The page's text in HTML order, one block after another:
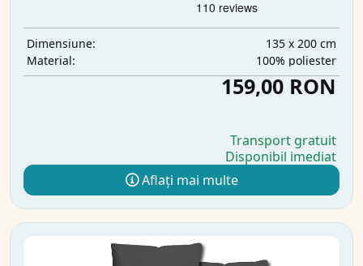
Dimensiune:
135 x 200 cm
Material:
100% poliester
159,00 RON
Transport gratuit
Disponibil imediat
Aflați mai multe